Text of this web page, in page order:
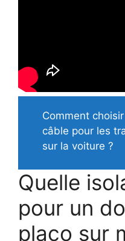
Comment
câble pour les
sur la voiture ?
Quelle
pour un
placo sur